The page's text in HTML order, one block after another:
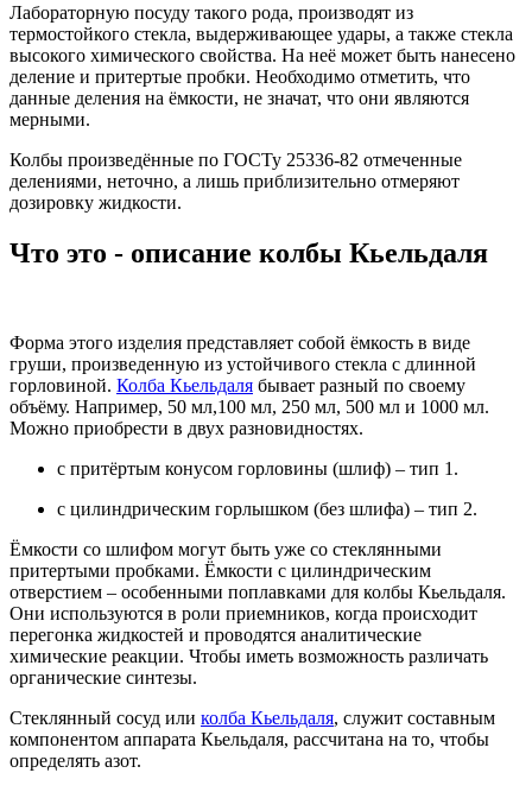
Лабораторную посуду такого рода, производят из
термостойкого стекла, выдерживающее удары, а также стекла
высокого химического свойства. На неё может быть нанесено
деление и притертые пробки. Необходимо отметить, что
данные деления на ёмкости, не значат, что они являются
мерными.
Колбы произведённые по ГОСТу 25336-82 отмеченные
делениями, неточно, а лишь приблизительно отмеряют
дозировку жидкости.
Что это - описание колбы Кьельдаля
Форма этого изделия представляет собой ёмкость в виде
груши, произведенную из устойчивого стекла с длинной
горловиной. Колба Кьельдаля бывает разный по своему
объёму. Например, 50 мл,100 мл, 250 мл, 500 мл и 1000 мл.
Можно приобрести в двух разновидностях.
с притёртым конусом горловины (шлиф) – тип 1.
с цилиндрическим горлышком (без шлифа) – тип 2.
Ёмкости со шлифом могут быть уже со стеклянными
притертыми пробками. Ёмкости с цилиндрическим
отверстием – особенными поплавками для колбы Кьельдаля.
Они используются в роли приемников, когда происходит
перегонка жидкостей и проводятся аналитические
химические реакции. Чтобы иметь возможность различать
органические синтезы.
Стеклянный сосуд или колба Кьельдаля, служит составным
компонентом аппарата Кьельдаля, рассчитана на то, чтобы
определять азот.